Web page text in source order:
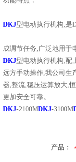
DKJ型电动执行机构,是
成调节任务,广泛地用于
DKJ型电动执行机构,配
远方手动操作,我公司生
器,整流,稳压运算放大,
更加安全可靠。
DKJ-2100MDKJ-3100M
产品：